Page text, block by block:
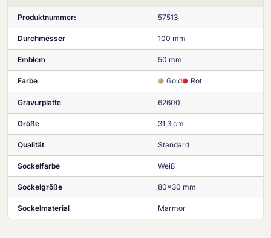
Produktnummer: 57513
Durchmesser 100 mm
Emblem 50 mm
Farbe Gold Rot
Gravurplatte 62600
Größe 31,3 cm
Qualität Standard
Sockelfarbe Weiß
Sockelgröße 80x30 mm
Sockelmaterial Marmor